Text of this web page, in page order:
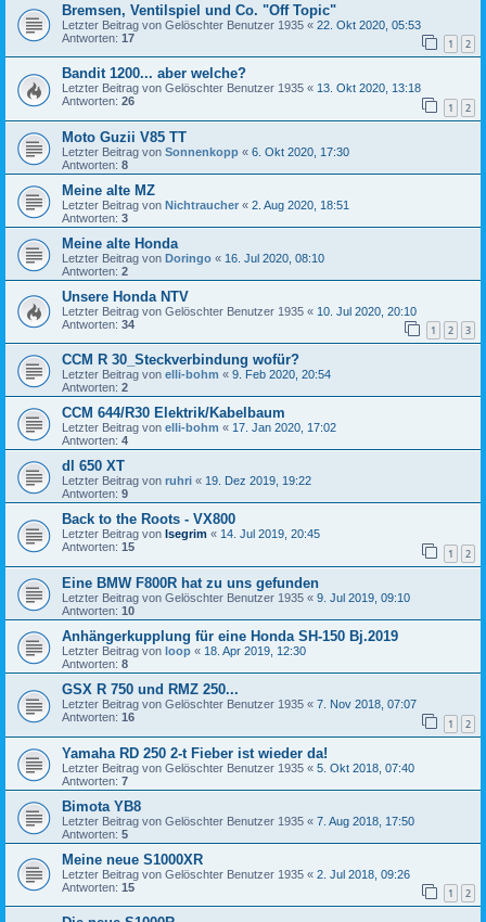
Bremsen, Ventilspiel und Co. "Off Topic"
Letzter Beitrag von Gelöschter Benutzer 1935 « 22. Okt 2020, 05:53
Antworten: 17 1 2
Bandit 1200... aber welche?
Letzter Beitrag von Gelöschter Benutzer 1935 « 13. Okt 2020, 13:18
Antworten: 26 1 2
Moto Guzii V85 TT
Letzter Beitrag von Sonnenkopp « 6. Okt 2020, 17:30
Antworten: 8
Meine alte MZ
Letzter Beitrag von Nichtraucher « 2. Aug 2020, 18:51
Antworten: 3
Meine alte Honda
Letzter Beitrag von Doringo « 16. Jul 2020, 08:10
Antworten: 2
Unsere Honda NTV
Letzter Beitrag von Gelöschter Benutzer 1935 « 10. Jul 2020, 20:10
Antworten: 34 1 2 3
CCM R 30_Steckverbindung wofür?
Letzter Beitrag von elli-bohm « 9. Feb 2020, 20:54
Antworten: 2
CCM 644/R30 Elektrik/Kabelbaum
Letzter Beitrag von elli-bohm « 17. Jan 2020, 17:02
Antworten: 4
dl 650 XT
Letzter Beitrag von ruhri « 19. Dez 2019, 19:22
Antworten: 9
Back to the Roots - VX800
Letzter Beitrag von Isegrim « 14. Jul 2019, 20:45
Antworten: 15 1 2
Eine BMW F800R hat zu uns gefunden
Letzter Beitrag von Gelöschter Benutzer 1935 « 9. Jul 2019, 09:10
Antworten: 10
Anhängerkupplung für eine Honda SH-150 Bj.2019
Letzter Beitrag von loop « 18. Apr 2019, 12:30
Antworten: 8
GSX R 750 und RMZ 250...
Letzter Beitrag von Gelöschter Benutzer 1935 « 7. Nov 2018, 07:07
Antworten: 16 1 2
Yamaha RD 250 2-t Fieber ist wieder da!
Letzter Beitrag von Gelöschter Benutzer 1935 « 5. Okt 2018, 07:40
Antworten: 7
Bimota YB8
Letzter Beitrag von Gelöschter Benutzer 1935 « 7. Aug 2018, 17:50
Antworten: 5
Meine neue S1000XR
Letzter Beitrag von Gelöschter Benutzer 1935 « 2. Jul 2018, 09:26
Antworten: 15 1 2